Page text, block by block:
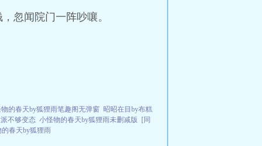
忽闻院门一阵吵嚷。
的春天by狐狸雨笔趣阁无弹窗 昭昭在目by布糕
不够变态 小怪物的春天by狐狸雨未删减版
[同
的春天by狐狸雨